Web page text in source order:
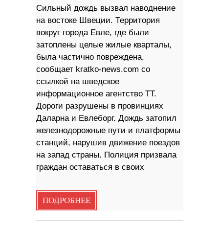
Сильный дождь вызвал наводнение
на востоке Швеции. Территория
вокруг города Евле, где были
затоплены целые жилые кварталы,
была частично повреждена,
сообщает kratko-news.com со
ссылкой на шведское
информационное агентство TT.
Дороги разрушены в провинциях
Даларна и Евлеборг. Дождь затопил
железнодорожные пути и платформы
станций, нарушив движение поездов
на запад страны. Полиция призвала
граждан оставаться в своих
ПОДРОБНЕЕ